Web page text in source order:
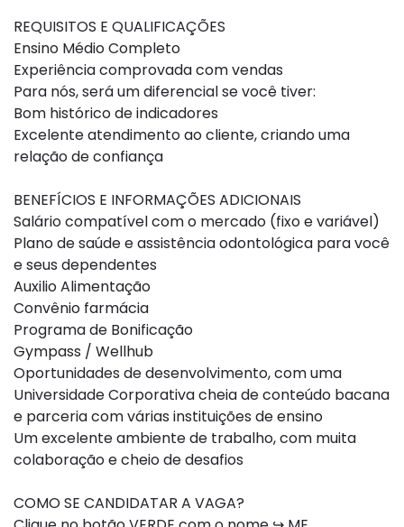
REQUISITOS E QUALIFICAÇÕES
Ensino Médio Completo
Experiência comprovada com vendas
Para nós, será um diferencial se você tiver:
Bom histórico de indicadores
Excelente atendimento ao cliente, criando uma
relação de confiança
BENEFÍCIOS E INFORMAÇÕES ADICIONAIS
Salário compatível com o mercado (fixo e variável)
Plano de saúde e assistência odontológica para você
e seus dependentes
Auxilio Alimentação
Convênio farmácia
Programa de Bonificação
Gympass / Wellhub
Oportunidades de desenvolvimento, com uma
Universidade Corporativa cheia de conteúdo bacana
e parceria com várias instituições de ensino
Um excelente ambiente de trabalho, com muita
colaboração e cheio de desafios
COMO SE CANDIDATAR A VAGA?